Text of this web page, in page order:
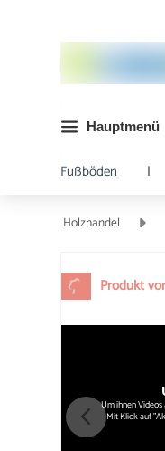
Hauptmenü
Fußböden |
Holzhandel
Produkt
Um ihnen
Mit Klick auf